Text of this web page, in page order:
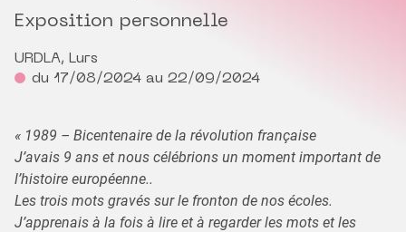
Exposition personnelle
URDLA, Lurs
du 17/08/2024 au 22/09/2024
« 1989 – Bicentenaire de la révolution française
J’avais 9 ans et nous célébrions un moment important de
l’histoire européenne..
Les trois mots gravés sur le fronton de nos écoles.
J’apprenais à la fois à lire et à regarder les mots et les